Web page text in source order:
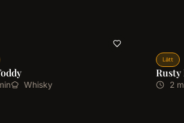
Whisky
Lätt
Rusty
2